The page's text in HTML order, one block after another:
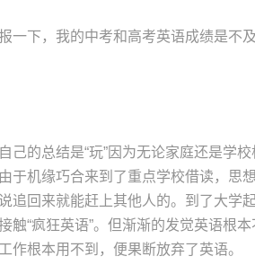
一下，我的中考和高考英语成绩是不
己的总结是“玩”因为无论家庭还是学
于机缘巧合来到了重点学校借读，思
追回来就能赶上其他人的。到了大学
触“疯狂英语”。但渐渐的发觉英语根
作根本用不到，便果断放弃了英语。